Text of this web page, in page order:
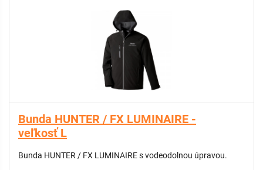
Bunda HUNTER / FX LUMINAIRE -
veľkosť L
Bunda HUNTER / FX LUMINAIRE s vodeodolnou úpravou.